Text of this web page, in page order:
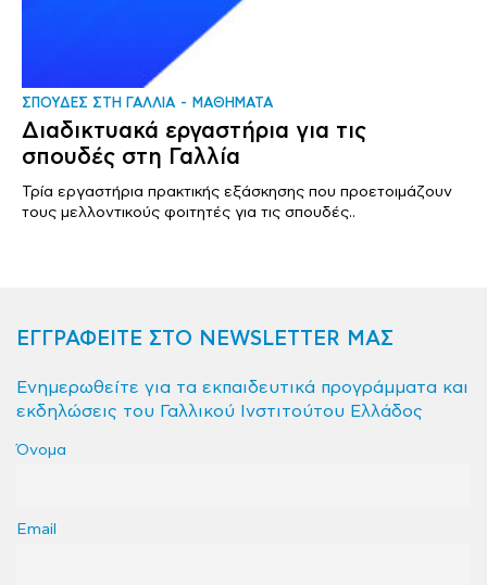
ΣΠΟΥΔΕΣ ΣΤΗ ΓΑΛΛΙΑ ΜΑΘΗΜΑΤΑ
Διαδικτυακά εργαστήρια για τις
σπουδές στη Γαλλία
Τρία εργαστήρια πρακτικής εξάσκησης που προετοιμάζουν
τους μελλοντικούς φοιτητές για τις σπουδές..
ΕΓΓΡΑΦΕΙΤΕ ΣΤΟ NEWSLETTER ΜΑΣ
Ενημερωθείτε για τα εκπαιδευτικά προγράμματα και
εκδηλώσεις του Γαλλικού Ινστιτούτου Ελλάδος
Όνομα
Email